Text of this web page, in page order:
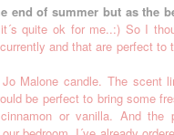
end of summer but as the
quite ok for me..:) So I
and that are perfect
Malone candle. The scent
be perfect to bring some
or vanilla. And